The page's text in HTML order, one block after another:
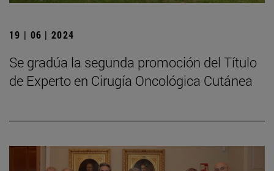
19 | 06 | 2024
Se gradúa la segunda promoción del Título
de Experto en Cirugía Oncológica Cutánea